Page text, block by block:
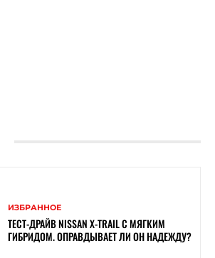
ИЗБРАННОЕ
ТЕСТ-ДРАЙВ NISSAN X-TRAIL С МЯГКИМ
ГИБРИДОМ. ОПРАВДЫВАЕТ ЛИ ОН НАДЕЖДУ?